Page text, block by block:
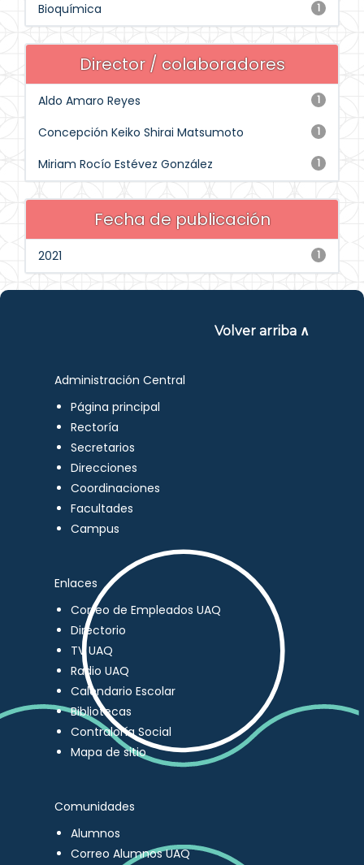
1
Bioquímica
Director / colaboradores
1
Aldo Amaro Reyes
1
Concepción Keiko Shirai Matsumoto
1
Miriam Rocío Estévez González
Fecha de publicación
1
2021
Volver arriba ∧
Administración Central
Página principal
Rectoría
Secretarios
Direcciones
Coordinaciones
Facultades
Campus
Enlaces
Correo de Empleados UAQ
Directorio
TV UAQ
Radio UAQ
Calendario Escolar
Bibliotecas
Contraloría Social
Mapa de sitio
Comunidades
Alumnos
Correo Alumnos UAQ